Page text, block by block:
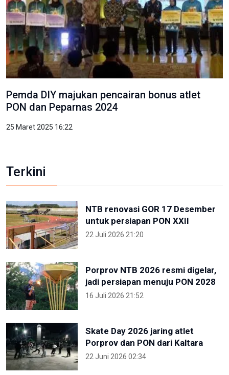
Pemda DIY majukan pencairan bonus atlet
PON dan Peparnas 2024
25 Maret 2025 16:22
Terkini
NTB renovasi GOR 17 Desember
untuk persiapan PON XXII
22 Juli 2026 21:20
Porprov NTB 2026 resmi digelar,
jadi persiapan menuju PON 2028
16 Juli 2026 21:52
Skate Day 2026 jaring atlet
Porprov dan PON dari Kaltara
22 Juni 2026 02:34